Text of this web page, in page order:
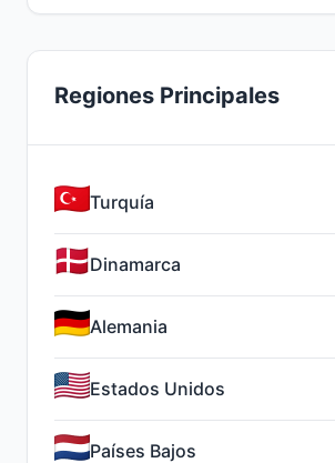
Regiones Principales
Turquía
Dinamarca
Alemania
Estados Unidos
Países Bajos